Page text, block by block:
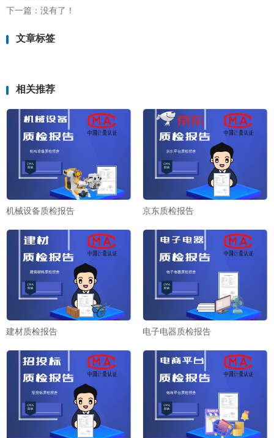
下一篇：没有了！
文章标签
相关推荐
机械设备质检报告 京东质检报告
建材质检报告 电子电器质检报告